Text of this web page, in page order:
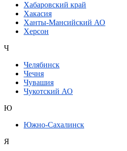
Хабаровский край
Хакасия
Ханты-Мансийский АО
Херсон
Ч
Челябинск
Чечня
Чувашия
Чукотский АО
Ю
Южно-Сахалинск
Я